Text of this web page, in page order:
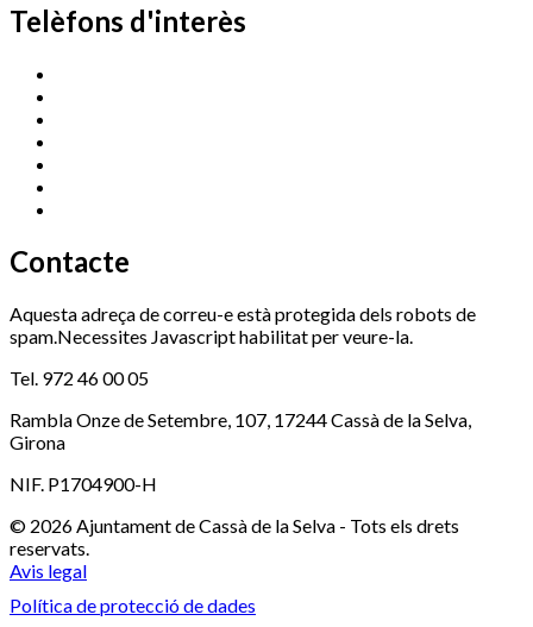
Telèfons d'interès
Contacte
Aquesta adreça de correu-e està protegida dels robots de
spam.Necessites Javascript habilitat per veure-la.
Tel. 972 46 00 05
Rambla Onze de Setembre, 107, 17244 Cassà de la Selva,
Girona
NIF. P1704900-H
© 2026 Ajuntament de Cassà de la Selva - Tots els drets
reservats.
Avis legal
Política de protecció de dades